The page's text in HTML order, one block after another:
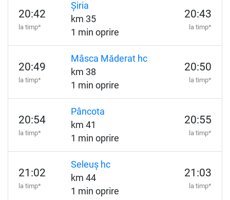
20:42
la timp*
Șiria
km 35
1 min oprire
20:43
la timp*
20:49
la timp*
Mâsca Măderat hc
km 38
1 min oprire
20:50
la timp*
20:54
la timp*
Pâncota
km 41
1 min oprire
20:55
la timp*
21:02
la timp*
Seleuș hc
km 44
1 min oprire
21:03
la timp*